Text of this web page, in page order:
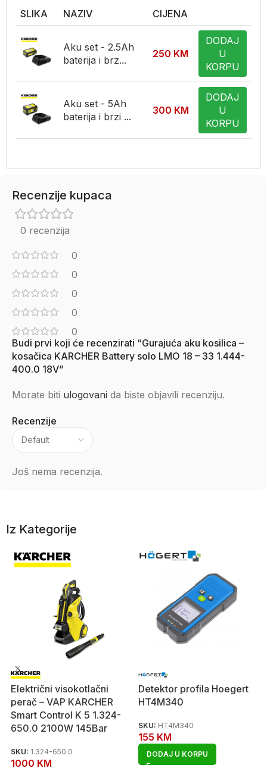
SLIKA NAZIV CIJENA
Aku set - 2.5Ah
baterija i brz...
250 KM
DODAJ
U
KORPU
Aku set - 5Ah
baterija i brzi ...
300 KM
DODAJ
U
KORPU
Recenzije kupaca
0 recenzija
0
0
0
0
0
Recenzije
Još nema recenzija.
Budi prvi koji će recenzirati “Gurajuća aku kosilica –
kosačica KARCHER Battery solo LMO 18 – 33 1.444-
400.0 18V”
Morate biti ulogovani da biste objavili recenziju.
Iz Kategorije
Električni visokotlačni
perač – VAP KARCHER
Smart Control K 5 1.324-
650.0 2100W 145Bar
SKU: 1.324-650.0
1000 KM
Detektor profila Hoegert
HT4M340
SKU: HT4M340
155 KM
DODAJ U KORPU